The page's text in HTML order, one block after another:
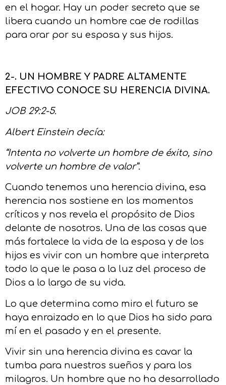
en el hogar. Hay un poder secreto que se
libera cuando un hombre cae de rodillas
para orar por su esposa y sus hijos.
2-. UN HOMBRE Y PADRE ALTAMENTE
EFECTIVO CONOCE SU HERENCIA DIVINA.
JOB 29:2-5.
Albert Einstein decía:
“Intenta no volverte un hombre de éxito, sino
volverte un hombre de valor”.
Cuando tenemos una herencia divina, esa
herencia nos sostiene en los momentos
críticos y nos revela el propósito de Dios
delante de nosotros. Una de las cosas que
más fortalece la vida de la esposa y de los
hijos es vivir con un hombre que interpreta
todo lo que le pasa a la luz del proceso de
Dios a lo largo de su vida.
Lo que determina como miro el futuro se
haya enraizado en lo que Dios ha sido para
mí en el pasado y en el presente.
Vivir sin una herencia divina es cavar la
tumba para nuestros sueños y para los
milagros. Un hombre que no ha desarrollado